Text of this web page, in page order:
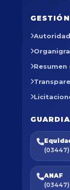
Resumen
ANAF
(03447)